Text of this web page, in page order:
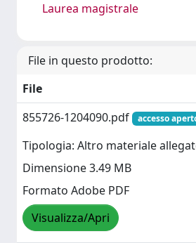
Laurea magistrale
File in questo prodotto:
File
855726-1204090.pdf
accesso
Tipologia: Altro materiale
Dimensione 3.49 MB
Formato Adobe PDF
Visualizza/Apri